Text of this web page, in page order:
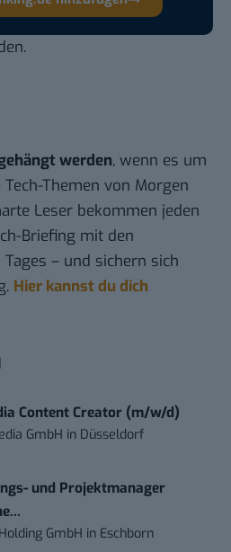
werden, wenn es um
Tech-Themen von Morgen
Leser bekommen jeden
Briefing mit den
– und sichern sich
Hier kannst du dich
Content Creator (m/w/d)
GmbH in Düsseldorf
und Projektmanager
GmbH in Eschborn